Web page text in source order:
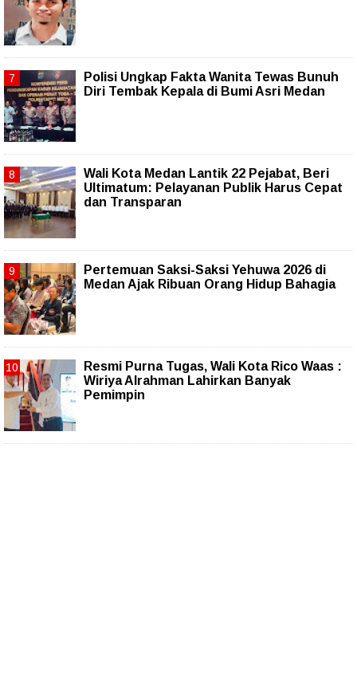
Polisi Ungkap Fakta Wanita Tewas Bunuh
Diri Tembak Kepala di Bumi Asri Medan
Wali Kota Medan Lantik 22 Pejabat, Beri
Ultimatum: Pelayanan Publik Harus Cepat
dan Transparan
Pertemuan Saksi-Saksi Yehuwa 2026 di
Medan Ajak Ribuan Orang Hidup Bahagia
Resmi Purna Tugas, Wali Kota Rico Waas :
Wiriya Alrahman Lahirkan Banyak
Pemimpin